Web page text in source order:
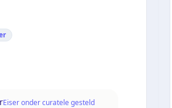
Eiser onder curatele gesteld